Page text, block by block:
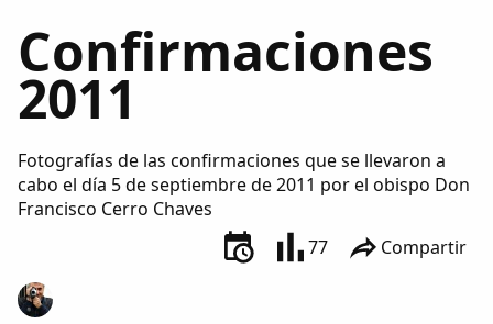
Periódico Alconétar
Foros
Idiosincrasia
Diccionario
Confirmaciones
2011
Fotografías de las confirmaciones que se llevaron a
cabo el día 5 de septiembre de 2011 por el obispo Don
Francisco Cerro Chaves
77
Compartir